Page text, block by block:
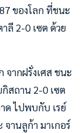
ของโลก ที่ชนะ
ลี 2-0 เซต ด้วย
จากฝรั่งเศส ชนะ
สถาน 2-0 เซต
ด ไปพบกับ เรย์
านลูก้า มาเกอร์